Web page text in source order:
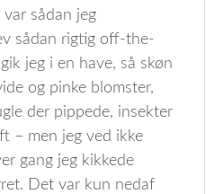
sådan jeg
sådan rigtig off-the-
jeg i en have, så skøn
og pinke blomster,
der pippede, insekter
– men jeg ved ikke
gang jeg kikkede
Det var kun nedaf